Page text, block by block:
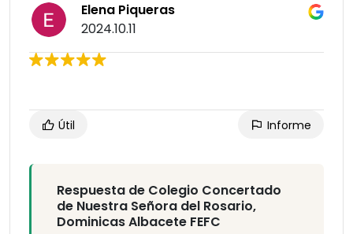
Elena Piqueras
2024.10.11
Útil Informe
Respuesta de Colegio Concertado
de Nuestra Señora del Rosario,
Dominicas Albacete FEFC